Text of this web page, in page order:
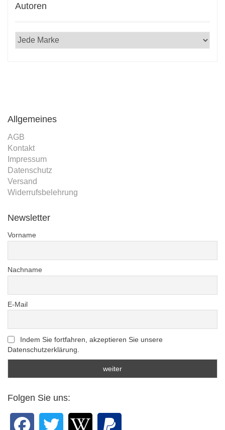
Autoren
Allgemeines
AGB
Kontakt
Impressum
Datenschutz
Versand
Widerrufsbelehrung
Newsletter
Vorname
Nachname
E-Mail
Indem Sie fortfahren, akzeptieren Sie unsere
Datenschutzerklärung.
Folgen Sie uns: